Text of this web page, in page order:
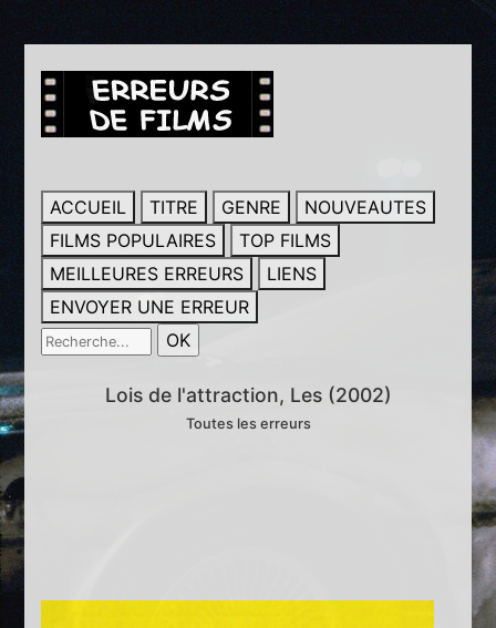
ACCUEIL TITRE GENRE
NOUVEAUTES
FILMS POPULAIRES
TOP FILMS
MEILLEURES ERREURS
LIENS
ENVOYER UNE ERREUR
Lois de l'attraction, Les (2002)
Toutes les erreurs